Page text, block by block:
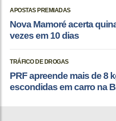
APOSTAS PREMIADAS
Nova Mamoré acerta
vezes em 10 dias
TRÁFICO DE DROGAS
PRF apreende mais de 8
escondidas em carro na